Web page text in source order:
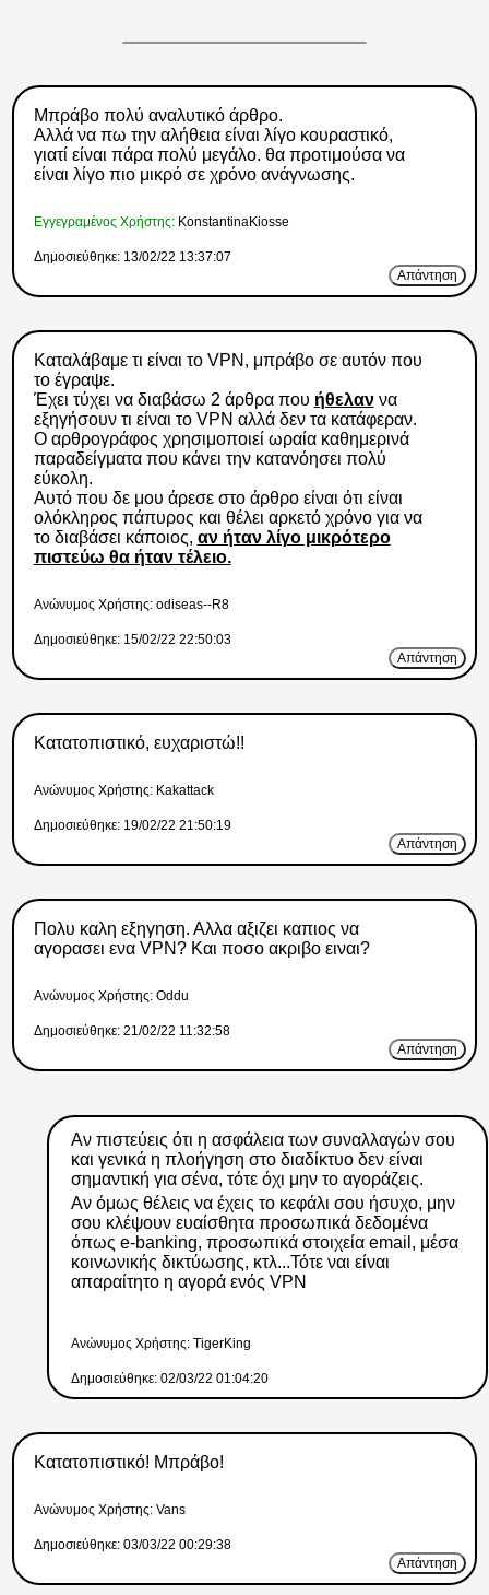
Μπράβο πολύ αναλυτικό άρθρο.
Αλλά να πω την αλήθεια είναι λίγο κουραστικό,
γιατί είναι πάρα πολύ μεγάλο. θα προτιμούσα να
είναι λίγο πιο μικρό σε χρόνο ανάγνωσης.
Εγγεγραμένος Χρήστης: KonstantinaKiosse
Δημοσιεύθηκε: 13/02/22 13:37:07
Απάντηση
Καταλάβαμε τι είναι το VPN, μπράβο σε αυτόν που
το έγραψε.
Έχει τύχει να διαβάσω 2 άρθρα που ήθελαννα
εξηγήσουν τι είναι το VPN αλλά δεν τα κατάφεραν.
Ο αρθρογράφος χρησιμοποιεί ωραία καθημερινά
παραδείγματα που κάνει την κατανόησει πολύ
εύκολη.
Αυτό που δε μου άρεσε στο άρθρο είναι ότι είναι
ολόκληρος πάπυρος και θέλει αρκετό χρόνο για να
το διαβάσει κάποιος, αν ήταν λίγο μικρότερο
πιστεύω θα ήταν τέλειο.
Ανώνυμος Xρήστης: odiseas--R8
Δημοσιεύθηκε: 15/02/22 22:50:03
Απάντηση
Κατατοπιστικό, ευχαριστώ!!
Ανώνυμος Xρήστης: Kakattack
Δημοσιεύθηκε: 19/02/22 21:50:19
Απάντηση
Πολυ καλη εξηγηση. Αλλα αξιζει καπιος να
αγορασει ενα VPN? Και ποσο ακριβο ειναι?
Ανώνυμος Xρήστης: Oddu
Δημοσιεύθηκε: 21/02/22 11:32:58
Απάντηση
Αν πιστεύεις ότι η ασφάλεια των συναλλαγών σου
και γενικά η πλοήγηση στο διαδίκτυο δεν είναι
σημαντική για σένα, τότε όχι μην το αγοράζεις.
Αν όμως θέλεις να έχεις το κεφάλι σου ήσυχο, μην
σου κλέψουν ευαίσθητα προσωπικά δεδομένα
όπως e-banking, προσωπικά στοιχεία email, μέσα
κοινωνικής δικτύωσης, κτλ...Τότε ναι είναι
απαραίτητο η αγορά ενός VPN
Ανώνυμος Xρήστης: TigerKing
Δημοσιεύθηκε: 02/03/22 01:04:20
Κατατοπιστικό! Μπράβο!
Ανώνυμος Xρήστης: Vans
Δημοσιεύθηκε: 03/03/22 00:29:38
Απάντηση